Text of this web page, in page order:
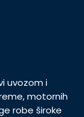
uvozom i
motornih
robe široke